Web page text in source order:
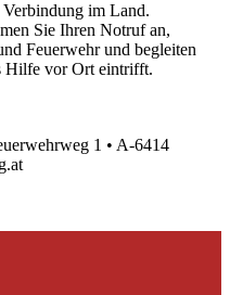
im Land.
Sie Ihren Notruf an,
Feuerwehr und begleiten
Hilfe vor Ort eintrifft.
1 • A-6414